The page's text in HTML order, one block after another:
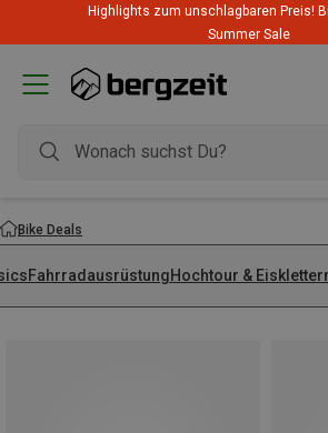
Highlights zum unschlagbaren Preis!
Summer Sale
Bike Deals
FahrradausrüstungHochtour &